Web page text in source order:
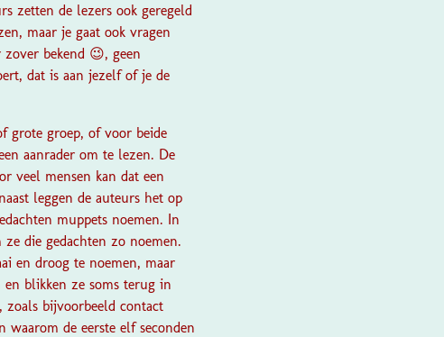
zetten de lezers ook geregeld
maar je gaat ook vragen
bekend 😉, geen
dat is aan jezelf of je de
grote groep, of voor beide
aanrader om te lezen. De
veel mensen kan dat een
leggen de auteurs het op
muppets noemen. In
die gedachten zo noemen.
en droog te noemen, maar
blikken ze soms terug in
zoals bijvoorbeeld contact
de eerste elf seconden